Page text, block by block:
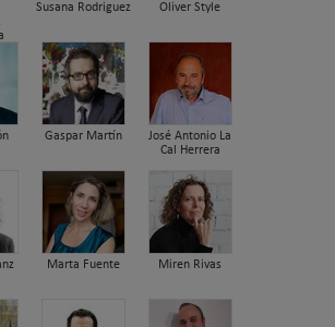
Susana Rodriguez Oliver Style
Gaspar Martín
José Antonio La
Cal Herrera
Marta Fuente Miren Rivas